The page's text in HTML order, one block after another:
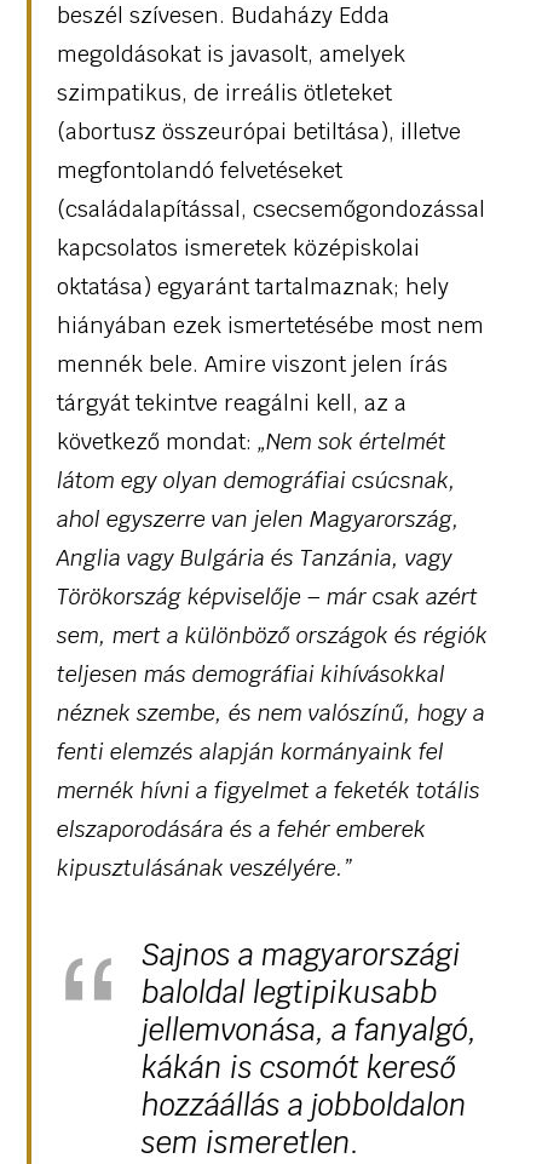
beszél szívesen. Budaházy Edda
megoldásokat is javasolt, amelyek
szimpatikus, de irreális ötleteket
(abortusz összeurópai betiltása), illetve
megfontolandó felvetéseket
(családalapítással, csecsemőgondozással
kapcsolatos ismeretek középiskolai
oktatása) egyaránt tartalmaznak; hely
hiányában ezek ismertetésébe most nem
mennék bele. Amire viszont jelen írás
tárgyát tekintve reagálni kell, az a
következő mondat: „Nem sok értelmét
látom egy olyan demográfiai csúcsnak,
ahol egyszerre van jelen Magyarország,
Anglia vagy Bulgária és Tanzánia, vagy
Törökország képviselője – már csak azért
sem, mert a különböző országok és régiók
teljesen más demográfiai kihívásokkal
néznek szembe, és nem valószínű, hogy a
fenti elemzés alapján kormányaink fel
mernék hívni a figyelmet a feketék totális
elszaporodására és a fehér emberek
kipusztulásának veszélyére.”
Sajnos a magyarországi
baloldal legtipikusabb
jellemvonása, a fanyalgó,
kákán is csomót kereső
hozzáállás a jobboldalon
sem ismeretlen.